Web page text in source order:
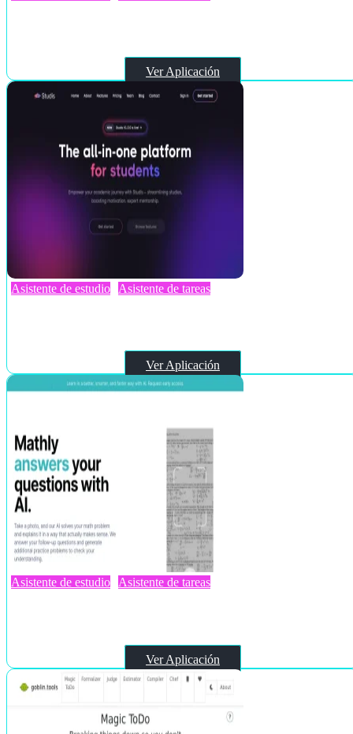
Ver Aplicación
Asistente de estudio Asistente de tareas
Ver Aplicación
Asistente de estudio Asistente de tareas
Ver Aplicación